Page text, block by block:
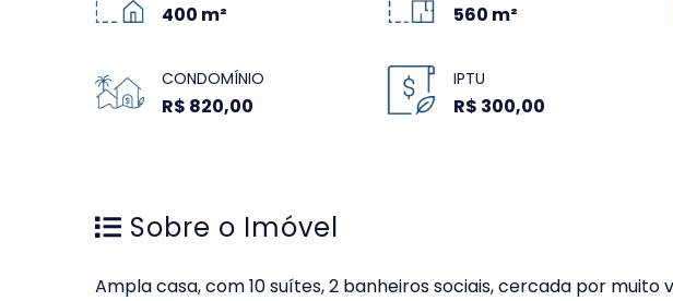
400 m² 560 m²
CONDOMÍNIO
R$ 820,00
IPTU
R$ 300,00
Sobre o Imóvel
Ampla casa, com 10 suítes, 2 banheiros sociais, cercada por muito